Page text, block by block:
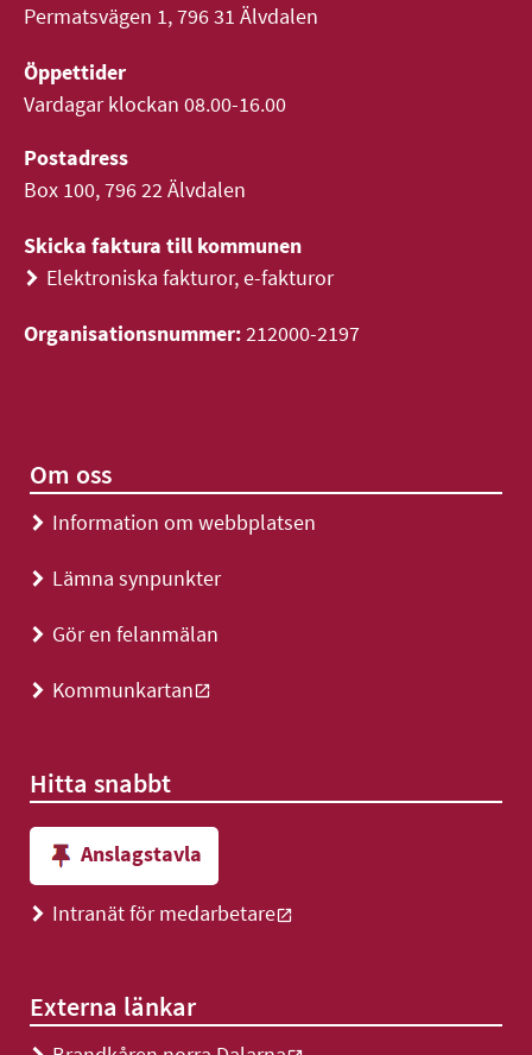
Permatsvägen 1, 796 31 Älvdalen
Öppettider
Vardagar klockan 08.00-16.00
Postadress
Box 100, 796 22 Älvdalen
Skicka faktura till kommunen
> Elektroniska fakturor, e-fakturor
Organisationsnummer:212000-2197
Om oss
> Information om webbplatsen
> Lämna synpunkter
> Gör en felanmälan
> Kommunkartan
Hitta snabbt
Anslagstavla
> Intranät för medarbetare
Externa länkar